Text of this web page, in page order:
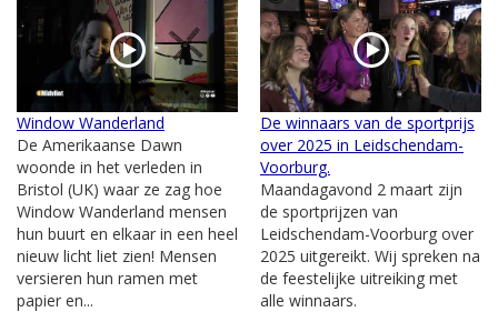
Window Wanderland
De Amerikaanse Dawn
woonde in het verleden in
Bristol (UK) waar ze zag hoe
Window Wanderland mensen
hun buurt en elkaar in een heel
nieuw licht liet zien! Mensen
versieren hun ramen met
papier en...
De winnaars van de sportprijs
over 2025 in Leidschendam-
Voorburg.
Maandagavond 2 maart zijn
de sportprijzen van
Leidschendam-Voorburg over
2025 uitgereikt. Wij spreken na
de feestelijke uitreiking met
alle winnaars.